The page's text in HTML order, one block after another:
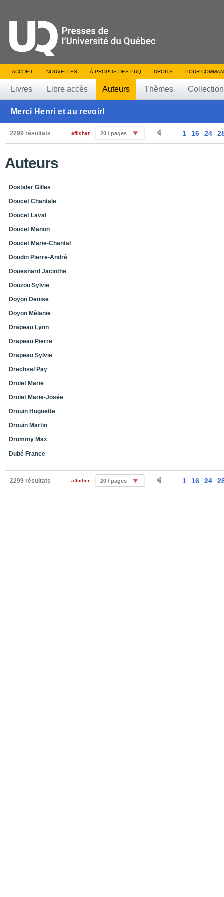
ACCUEIL NOUVELLES À PROPOS DES PUQ DROITS POUR
Livres Libre accès Auteurs Thèmes
Merci Henri et au revoir!
2299 résultats 1 16 24
afficher 20 / pages
Auteurs
Dostaler Gilles
Doucet Chantale
Doucet Laval
Doucet Manon
Doucet Marie-Chantal
Doudin Pierre-André
Douesnard Jacinthe
Douzou Sylvie
Doyon Denise
Doyon Mélanie
Drapeau Lynn
Drapeau Pierre
Drapeau Sylvie
Drechsel Pay
Drolet Marie
Drolet Marie-Josée
Drouin Huguette
Drouin Martin
Drummy Max
Dubé France
2299 résultats 1 16 24
afficher 20 / pages